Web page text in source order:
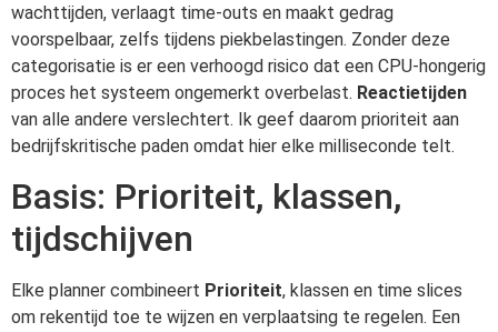
wachttijden, verlaagt time-outs en maakt gedrag
voorspelbaar, zelfs tijdens piekbelastingen. Zonder deze
categorisatie is er een verhoogd risico dat een CPU-hongerig
proces het systeem ongemerkt overbelast. Reactietijden
van alle andere verslechtert. Ik geef daarom prioriteit aan
bedrijfskritische paden omdat hier elke milliseconde telt.
Basis: Prioriteit, klassen,
tijdschijven
Elke planner combineert Prioriteit, klassen en time slices
om rekentijd toe te wijzen en verplaatsing te regelen. Een